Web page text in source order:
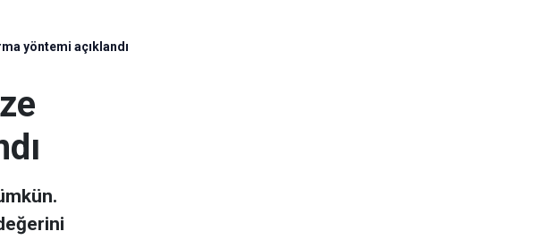
yöntemi açıklandı